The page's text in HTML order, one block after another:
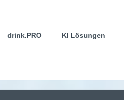
drink.PRO KI Lösungen